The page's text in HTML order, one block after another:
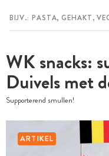
WK snacks:
Duivels met
Supporterend smullen!
ARTIKEL
MIJN BEWAARDE RECEPTEN